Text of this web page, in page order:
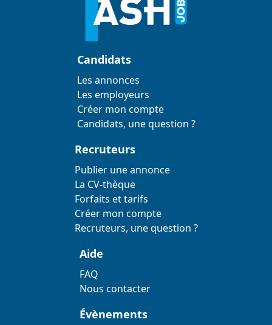
Candidats
Les annonces
Les employeurs
Créer mon compte
Candidats, une question ?
Recruteurs
Publier une annonce
La CV-thèque
Forfaits et tarifs
Créer mon compte
Recruteurs, une question ?
Aide
FAQ
Nous contacter
Évènements